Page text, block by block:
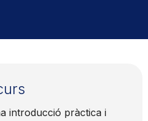
introducció pràctica i